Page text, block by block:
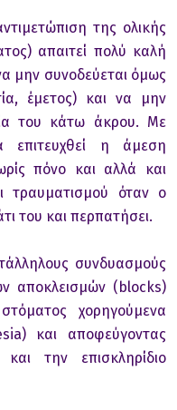
της ολικής
απαιτεί πολύ καλή
μην συνοδεύεται όμως
έμετος) και να μην
του κάτω άκρου. Με
η άμεση
πόνο και αλλά και
τραυματισμού όταν ο
του και περπατήσει.
συνδυασμούς
αποκλεισμών (blocks)
χορηγούμενα
και αποφεύγοντας
την επισκληρίδιο